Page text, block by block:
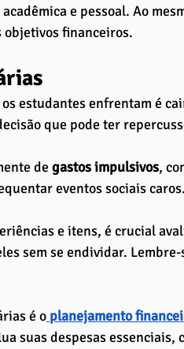
e pessoal. Ao
objetivos financeiros.
estudantes enfrentam é
que pode ter
de gastos impulsivos,
eventos sociais caros.
e itens, é crucial
sem se endividar.
é o planejamento
suas despesas essenciais,